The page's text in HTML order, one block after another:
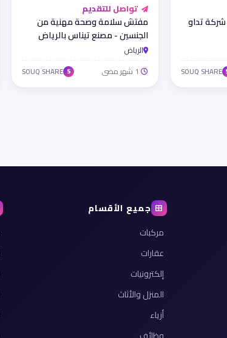
تداو
SOUQ SHARE
تواصل للتقديم
مفتش سلامة وصحة مهنية من
الجنسين - مصنع تيناس بالرياض
الرياض
S
SOUQ SHARE
جميع الأقسام
مركبات
عقارات
إلكترونيات
المنزل والأثاث
أزياء